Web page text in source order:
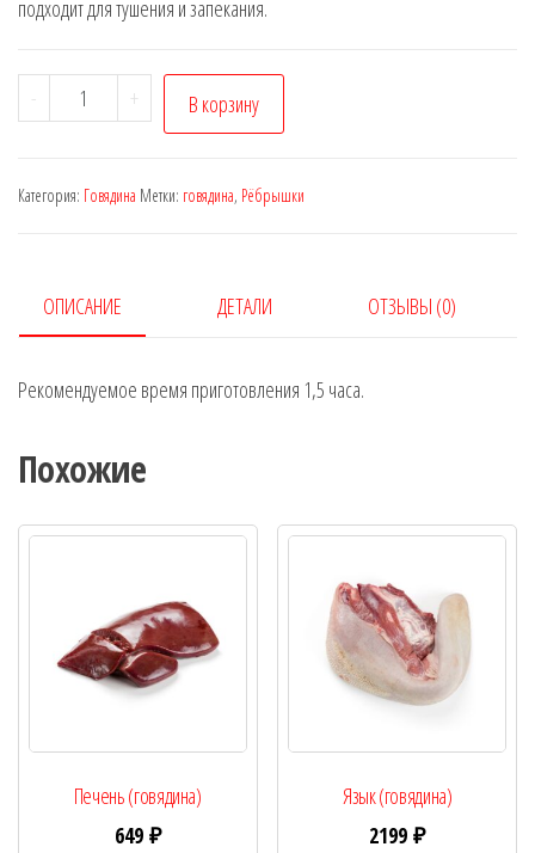
подходит для тушения и запекания.
-
Количество
товара
(говядина)
+ В корзину
Категория: Говядина Метки: говядина, Рёбрышки
ОПИСАНИЕ ДЕТАЛИ ОТЗЫВЫ (0)
Рекомендуемое время приготовления 1,5 часа.
Похожие
Печень (говядина)
649 ₽
Язык (говядина)
2199₽